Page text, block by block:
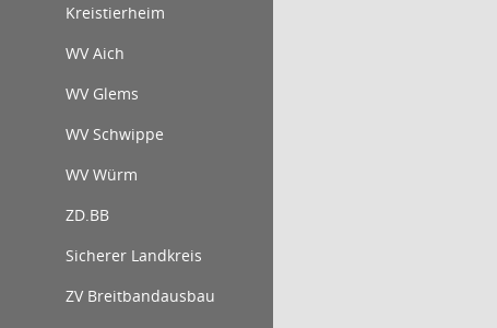
Kreistierheim
WV Aich
WV Glems
WV Schwippe
WV Würm
ZD.BB
Sicherer Landkreis
ZV Breitbandausbau